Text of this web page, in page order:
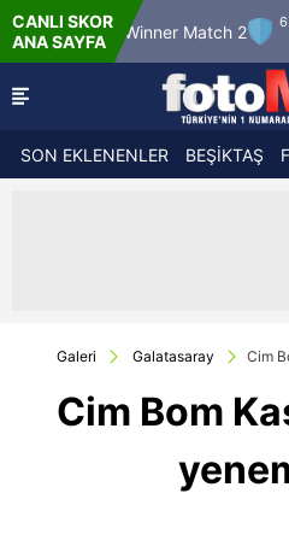
CANLI SKOR
ANA SAYFA
Winner Match 2
6.8.2026 - Per
22:00
SON EKLENENLER BEŞİKTAŞ
Galeri Galatasaray Cim
Cim Bom